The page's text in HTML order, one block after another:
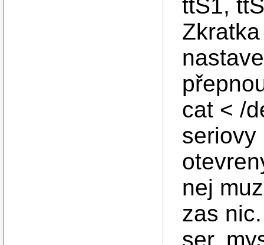
ttS1,
cat < /
seriovy
nej
zas
ser.